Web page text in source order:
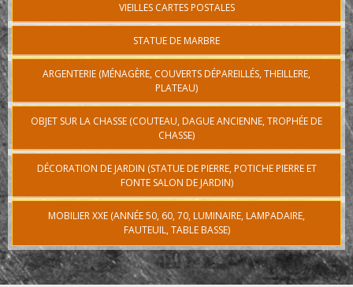
VIEILLES CARTES POSTALES
STATUE DE MARBRE
ARGENTERIE (MÉNAGÈRE, COUVERTS DÉPAREILLÉS, THEILLERE,
PLATEAU)
OBJET SUR LA CHASSE (COUTEAU, DAGUE ANCIENNE, TROPHÉE DE
CHASSE)
DÉCORATION DE JARDIN (STATUE DE PIERRE, POTICHE PIERRE ET
FONTE SALON DE JARDIN)
MOBILIER XXE (ANNÉE 50, 60, 70, LUMINAIRE, LAMPADAIRE,
FAUTEUIL, TABLE BASSE)